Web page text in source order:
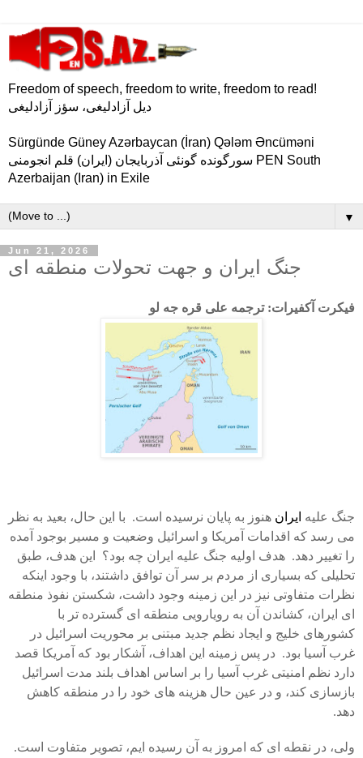
Freedom of speech, freedom to write, freedom to read!
دیل آزادلیغی، سؤز آزادلیغی
Sürgünde Güney Azərbaycan (İran) Qələm Əncüməni
سورگونده گونئی آذربایجان (ایران) قلم انجومنی PEN South
Azerbaijan (Iran) in Exile
▼
Jun 21, 2026
جنگ ایران و جهت تحولات منطقه ای
فیکرت آکفیرات:ترجمه علی قره جه لو
جنگ علیه ایران هنوز به پایان نرسیده است. با این حال، بعید به نظر
می رسد که اقدامات آمریکا و اسرائیل وضعیت و مسیر بوجود آمده
را تغییر دهد. هدف اولیه جنگ علیه ایران چه بود؟ این هدف، طبق
تحلیلی که بسیاری از مردم بر سر آن توافق داشتند، با وجود اینکه
نظرات متفاوتی نیز در این زمینه وجود داشت، شکستن نفوذ منطقه
ای ایران، کشاندن آن به رویارویی منطقه ای گسترده تر با
کشورهای خلیج و ایجاد نظم جدید مبتنی بر محوریت اسرائیل در
غرب آسیا بود. در پس زمینه این اهداف، آشکار بود که آمریکا قصد
دارد نظم امنیتی غرب آسیا را بر اساس اهداف بلند مدت اسرائیل
بازسازی کند، و در عین حال هزینه های خود را در منطقه کاهش
دهد.
ولی، در نقطه ای که امروز به آن رسیده ایم، تصویر متفاوت است.